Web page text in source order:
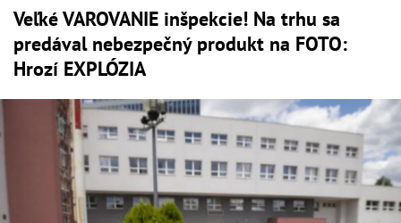
Veľké VAROVANIE inšpekcie! Na trhu sa
predával nebezpečný produkt na FOTO:
Hrozí EXPLÓZIA